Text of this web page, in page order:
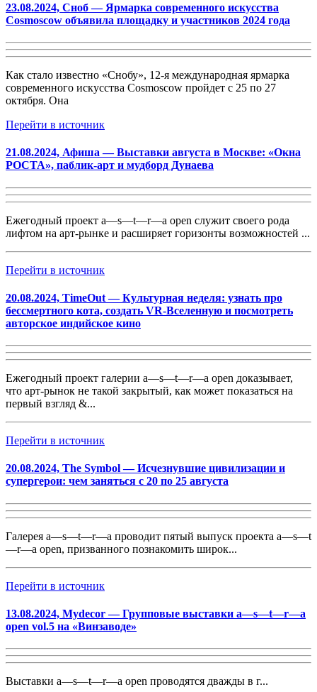
23.08.2024, Сноб — Ярмарка современного искусства
Cosmoscow объявила площадку и участников 2024 года
Как стало известно «Снобу», 12-я международная ярмарка
современного искусства Cosmoscow пройдет с 25 по 27
октября. Она
Перейти в источник
21.08.2024, Афиша — Выставки августа в Москве: «Окна
РОСТА», паблик-арт и мудборд Дунаева
Ежегодный проект a—s—t—r—a open служит своего рода
лифтом на арт-рынке и расширяет горизонты возможностей ...
Перейти в источник
20.08.2024, TimeOut — Культурная неделя: узнать про
бессмертного кота, создать VR-Вселенную и посмотреть
авторское индийское кино
Ежегодный проект галерии a—s—t—r—a open доказывает,
что арт-рынок не такой закрытый, как может показаться на
первый взгляд &...
Перейти в источник
20.08.2024, The Symbol — Исчезнувшие цивилизации и
супергерои: чем заняться с 20 по 25 августа
Галерея a—s—t—r—a проводит пятый выпуск проекта a—s—t
—r—a open, призванного познакомить широк...
Перейти в источник
13.08.2024, Mydecor — Групповые выставки a—s—t—r—a
open vol.5 на «Винзаводе»
Выставки a—s—t—r—a open проводятся дважды в г...